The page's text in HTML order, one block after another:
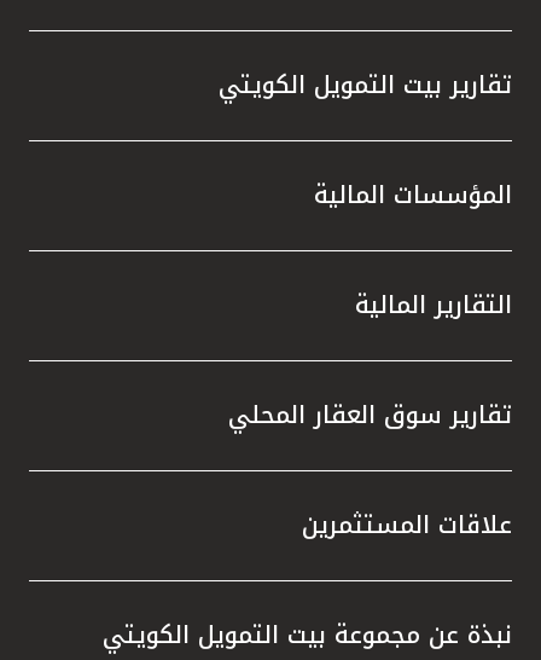
تقارير بيت التمويل الكويتي
المؤسسات المالية
التقارير المالية
تقارير سوق العقار المحلي
علاقات المستثمرين
نبذة عن مجموعة بيت التمويل الكويتي